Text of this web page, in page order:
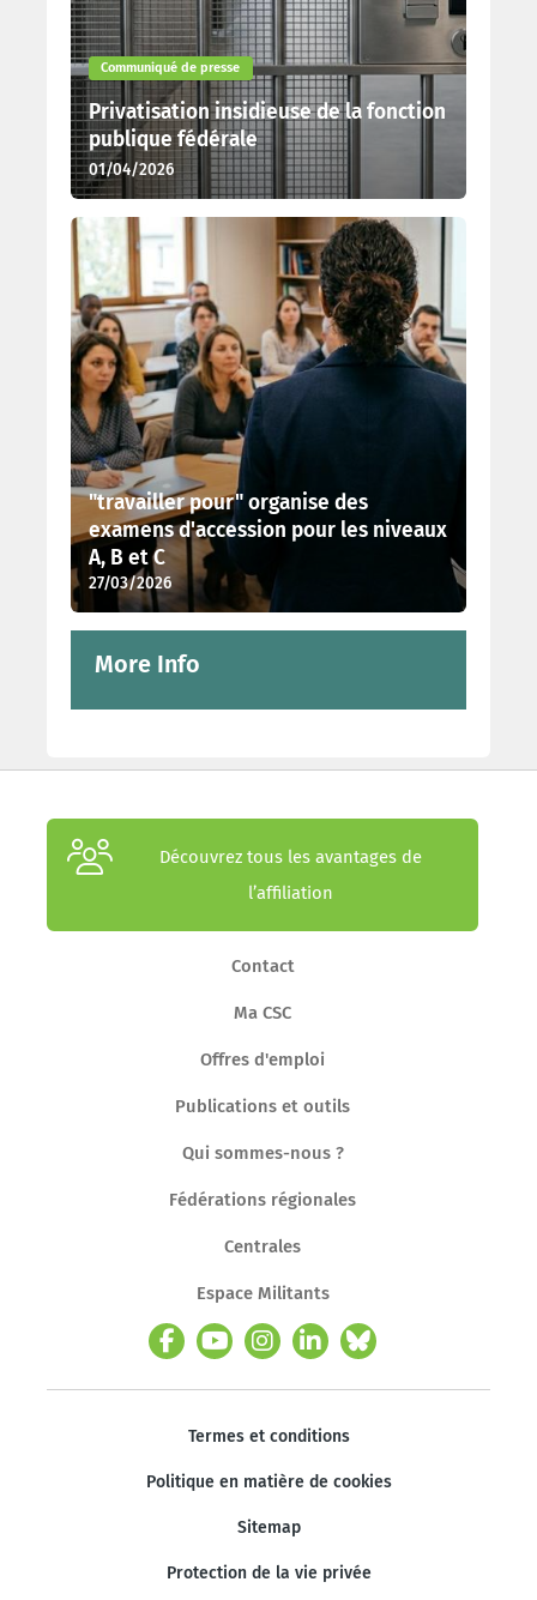
Communiqué de presse
Privatisation insidieuse de la fonction
publique fédérale
01/04/2026
"travailler pour" organise des
examens d'accession pour les niveaux
A, B et C
27/03/2026
More Info
Découvrez tous les avantages de
l’affiliation
Contact
Ma CSC
Offres d'emploi
Publications et outils
Qui sommes-nous ?
Fédérations régionales
Centrales
Espace Militants
Termes et conditions
Politique en matière de cookies
Sitemap
Protection de la vie privée